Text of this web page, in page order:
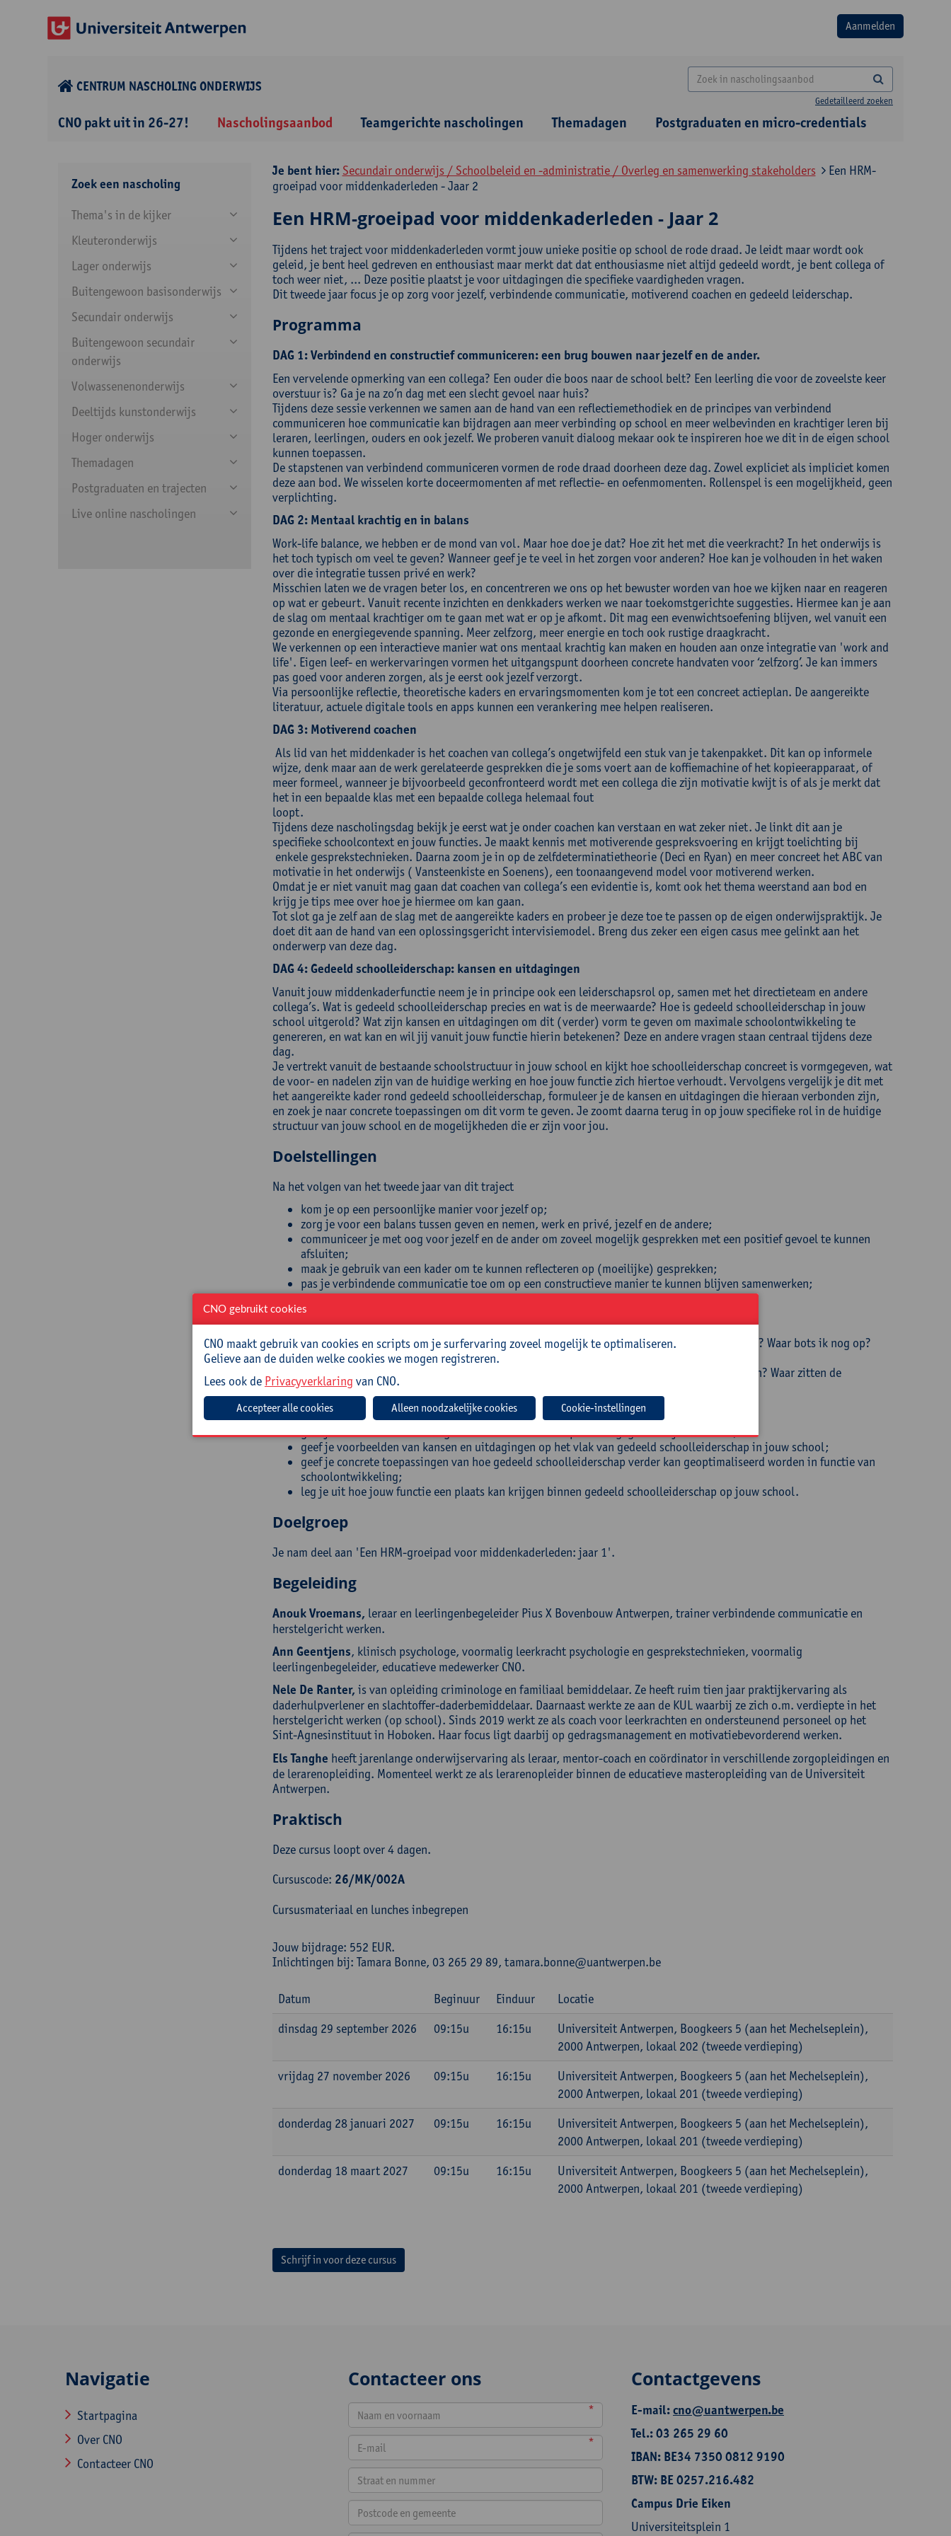
CENTRUM NASCHOLING ONDERWIJS
Gedetailleerd zoeken
CNO pakt uit in 26-27! Nascholingsaanbod Teamgerichte nascholingen Themadagen Postgraduaten en micro-credentials
Zoek een nascholing
Thema's in de kijker
Kleuteronderwijs
Lager onderwijs
Buitengewoon basisonderwijs
Secundair onderwijs
Buitengewoon secundair
onderwijs
Volwassenenonderwijs
Deeltijds kunstonderwijs
Hoger onderwijs
Themadagen
Postgraduaten en trajecten
Live online nascholingen
Je bent hier: Secundair onderwijs / Schoolbeleid en -administratie / Overleg en samenwerking stakeholders
Een HRM-
groeipad voor middenkaderleden - Jaar 2
Een HRM-groeipad voor middenkaderleden - Jaar 2
Tijdens het traject voor middenkaderleden vormt jouw unieke positie op school de rode draad. Je leidt maar wordt ook
geleid, je bent heel gedreven en enthousiast maar merkt dat dat enthousiasme niet altijd gedeeld wordt, je bent collega of
toch weer niet, ... Deze positie plaatst je voor uitdagingen die specifieke vaardigheden vragen.
Dit tweede jaar focus je op zorg voor jezelf, verbindende communicatie, motiverend coachen en gedeeld leiderschap.
Programma
DAG 1: Verbindend en constructief communiceren: een brug bouwen naar jezelf en de ander.
Een vervelende opmerking van een collega? Een ouder die boos naar de school belt? Een leerling die voor de zoveelste keer
overstuur is? Ga je na zo’n dag met een slecht gevoel naar huis?
Tijdens deze sessie verkennen we samen aan de hand van een reflectiemethodiek en de principes van verbindend
communiceren hoe communicatie kan bijdragen aan meer verbinding op school en meer welbevinden en krachtiger leren bij
leraren, leerlingen, ouders en ook jezelf. We proberen vanuit dialoog mekaar ook te inspireren hoe we dit in de eigen school
kunnen toepassen.
De stapstenen van verbindend communiceren vormen de rode draad doorheen deze dag. Zowel expliciet als impliciet komen
deze aan bod. We wisselen korte doceermomenten af met reflectie- en oefenmomenten. Rollenspel is een mogelijkheid, geen
verplichting.
DAG 2: Mentaal krachtig en in balans
Work-life balance, we hebben er de mond van vol. Maar hoe doe je dat? Hoe zit het met die veerkracht? In het onderwijs is
het toch typisch om veel te geven? Wanneer geef je te veel in het zorgen voor anderen? Hoe kan je volhouden in het waken
over die integratie tussen privé en werk?
Misschien laten we de vragen beter los, en concentreren we ons op het bewuster worden van hoe we kijken naar en reageren
op wat er gebeurt. Vanuit recente inzichten en denkkaders werken we naar toekomstgerichte suggesties. Hiermee kan je aan
de slag om mentaal krachtiger om te gaan met wat er op je afkomt. Dit mag een evenwichtsoefening blijven, wel vanuit een
gezonde en energiegevende spanning. Meer zelfzorg, meer energie en toch ook rustige draagkracht.
We verkennen op een interactieve manier wat ons mentaal krachtig kan maken en houden aan onze integratie van 'work and
life'. Eigen leef- en werkervaringen vormen het uitgangspunt doorheen concrete handvaten voor ‘zelfzorg’. Je kan immers
pas goed voor anderen zorgen, als je eerst ook jezelf verzorgt.
Via persoonlijke reflectie, theoretische kaders en ervaringsmomenten kom je tot een concreet actieplan. De aangereikte
literatuur, actuele digitale tools en apps kunnen een verankering mee helpen realiseren.
DAG 3: Motiverend coachen
Als lid van het middenkader is het coachen van collega’s ongetwijfeld een stuk van je takenpakket. Dit kan op informele
wijze, denk maar aan de werk gerelateerde gesprekken die je soms voert aan de koffiemachine of het kopieerapparaat, of
meer formeel, wanneer je bijvoorbeeld geconfronteerd wordt met een collega die zijn motivatie kwijt is of als je merkt dat
het in een bepaalde klas met een bepaalde collega helemaal fout
Tijdens deze nascholingsdag bekijk je eerst wat je onder coachen kan verstaan en wat zeker niet. Je linkt dit aan je
specifieke schoolcontext en jouw functies. Je maakt kennis met motiverende gespreksvoering en krijgt toelichting bij
enkele gesprekstechnieken. Daarna zoom je in op de zelfdeterminatietheorie (Deci en Ryan) en meer concreet het ABC van
motivatie in het onderwijs ( Vansteenkiste en Soenens), een toonaangevend model voor motiverend werken.
Omdat je er niet vanuit mag gaan dat coachen van collega’s een evidentie is, komt ook het thema weerstand aan bod en
krijg je tips mee over hoe je hiermee om kan gaan.
Tot slot ga je zelf aan de slag met de aangereikte kaders en probeer je deze toe te passen op de eigen onderwijspraktijk. Je
doet dit aan de hand van een oplossingsgericht intervisiemodel. Breng dus zeker een eigen casus mee gelinkt aan het
onderwerp van deze dag.
DAG 4: Gedeeld schoolleiderschap: kansen en uitdagingen
Vanuit jouw middenkaderfunctie neem je in principe ook een leiderschapsrol op, samen met het directieteam en andere
collega’s. Wat is gedeeld schoolleiderschap precies en wat is de meerwaarde? Hoe is gedeeld schoolleiderschap in jouw
school uitgerold? Wat zijn kansen en uitdagingen om dit (verder) vorm te geven om maximale schoolontwikkeling te
genereren, en wat kan en wil jij vanuit jouw functie hierin betekenen? Deze en andere vragen staan centraal tijdens deze
dag.
Je vertrekt vanuit de bestaande schoolstructuur in jouw school en kijkt hoe schoolleiderschap concreet is vormgegeven, wat
de voor- en nadelen zijn van de huidige werking en hoe jouw functie zich hiertoe verhoudt. Vervolgens vergelijk je dit met
het aangereikte kader rond gedeeld schoolleiderschap, formuleer je de kansen en uitdagingen die hieraan verbonden zijn,
en zoek je naar concrete toepassingen om dit vorm te geven. Je zoomt daarna terug in op jouw specifieke rol in de huidige
structuur van jouw school en de mogelijkheden die er zijn voor jou.
Doelstellingen
Na het volgen van het tweede jaar van dit traject
kom je op een persoonlijke manier voor jezelf op;
zorg je voor een balans tussen geven en nemen, werk en privé, jezelf en de andere;
communiceer je met oog voor jezelf en de ander om zoveel mogelijk gesprekken met een positief gevoel te kunnen
afsluiten;
maak je gebruik van een kader om te kunnen reflecteren op (moeilijke) gesprekken;
pas je verbindende communicatie toe om op een constructieve manier te kunnen blijven samenwerken;
deel je expertise met betrekking tot het voeren van moeilijke gesprekken;
bezit je een basiskennis motiverende gespreksvoering;
beheers je de basisvaardigheden in het omgaan met weerstand;
reflecteer je op het eigen functioneren als coach (waar sta ik in mijn vaardigheden als coach? Waar bots ik nog op?
Waar zitten mijn groeikansen?);
reflecteer je op de eigen onderwijscontext (waar staan we als school? Waar zie ik nog kansen? Waar zitten de
hindernissen?);
leg je uit wat gedeeld schoolleiderschap is;
leg je uit wat de voordelen en uitdagingen zijn van gedeeld schoolleiderschap;
geef je voorbeelden van hoe gedeeld schoolleiderschap is vormgegeven in jouw school;
geef je voorbeelden van kansen en uitdagingen op het vlak van gedeeld schoolleiderschap in jouw school;
geef je concrete toepassingen van hoe gedeeld schoolleiderschap verder kan geoptimaliseerd worden in functie van
schoolontwikkeling;
leg je uit hoe jouw functie een plaats kan krijgen binnen gedeeld schoolleiderschap op jouw school.
Doelgroep
Je nam deel aan 'Een HRM-groeipad voor middenkaderleden: jaar 1'.
Begeleiding
Anouk Vroemans, leraar en leerlingenbegeleider Pius X Bovenbouw Antwerpen, trainer verbindende communicatie en
herstelgericht werken.
Ann Geentjens, klinisch psychologe, voormalig leerkracht psychologie en gesprekstechnieken, voormalig
leerlingenbegeleider, educatieve medewerker CNO.
Nele De Ranter, is van opleiding criminologe en familiaal bemiddelaar. Ze heeft ruim tien jaar praktijkervaring als
daderhulpverlener en slachtoffer-daderbemiddelaar. Daarnaast werkte ze aan de KUL waarbij ze zich o.m. verdiepte in het
herstelgericht werken (op school). Sinds 2019 werkt ze als coach voor leerkrachten en ondersteunend personeel op het
Sint-Agnesinstituut in Hoboken. Haar focus ligt daarbij op gedragsmanagement en motivatiebevorderend werken.
Els Tanghe heeft jarenlange onderwijservaring als leraar, mentor-coach en coördinator in verschillende zorgopleidingen en
de lerarenopleiding. Momenteel werkt ze als lerarenopleider binnen de educatieve masteropleiding van de Universiteit
Antwerpen.
Praktisch
Deze cursus loopt over 4 dagen.
Cursuscode: 26/MK/002A
Cursusmateriaal en lunches inbegrepen
Jouw bijdrage: 552 EUR.
Inlichtingen bij: Tamara Bonne, 03 265 29 89, tamara.bonne@uantwerpen.be
Datum Beginuur Einduur
Locatie
dinsdag 29 september 2026
09:15u 16:15u
Universiteit Antwerpen, Boogkeers 5 (aan het Mechelseplein),
2000 Antwerpen, lokaal 202 (tweede verdieping)
vrijdag 27 november 2026
09:15u 16:15u
Universiteit Antwerpen, Boogkeers 5 (aan het Mechelseplein),
2000 Antwerpen, lokaal 201 (tweede verdieping)
donderdag 28 januari 2027
09:15u 16:15u
Universiteit Antwerpen, Boogkeers 5 (aan het Mechelseplein),
2000 Antwerpen, lokaal 201 (tweede verdieping)
donderdag 18 maart 2027
09:15u 16:15u
Universiteit Antwerpen, Boogkeers 5 (aan het Mechelseplein),
2000 Antwerpen, lokaal 201 (tweede verdieping)
Schrijf in voor deze cursus
Navigatie
Startpagina
Over CNO
Contacteer CNO
Contacteer ons
*
*
Contactgevens
E-mail:cno@uantwerpen.be
Tel.: 03 265 29 60
IBAN: BE34 7350 0812 9190
BTW: BE 0257.216.482
Campus Drie Eiken
Universiteitsplein 1
CNO gebruikt cookies
CNO maakt gebruik van cookies en scripts om je surfervaring zoveel mogelijk te optimaliseren.
Gelieve aan de duiden welke cookies we mogen registreren.
Lees ook de Privacyverklaring van CNO.
Cookie-instellingen